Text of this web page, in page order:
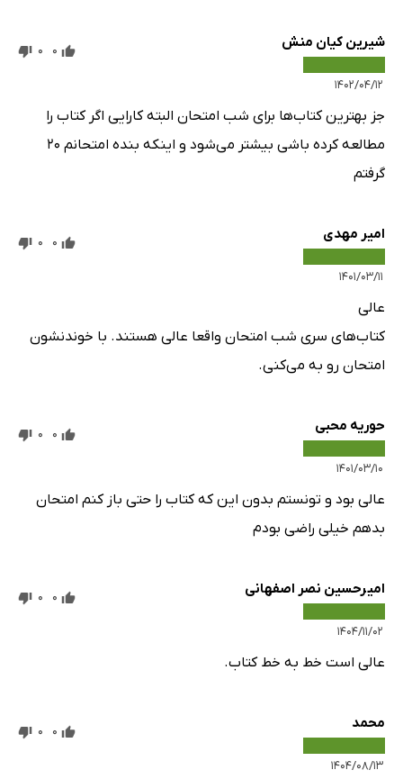
شیرین کیان منش
۱۴۰۲/۰۴/۱۲
0
0
جز بهترین کتاب‌ها برای شب امتحان البته کارایی اگر کتاب را
مطالعه کرده باشی بیشتر می‌شود و اینکه بنده امتحانم ۲۰
گرفتم
امیر مهدی
۱۴۰۱/۰۳/۱۱
0
0
عالی
کتاب‌های سری شب امتحان واقعا عالی هستند. با خوندنشون
امتحان رو به می‌کنی.
حوریه محبی
۱۴۰۱/۰۳/۱۰
0
0
عالی بود و تونستم بدون این که کتاب را حتی باز کنم امتحان
بدهم خیلی راضی بودم
امیرحسین نصر اصفهانی
۱۴۰۴/۱۱/۰۲
0
0
عالی است خط به خط کتاب.
محمد
۱۴۰۴/۰۸/۱۳
0
0